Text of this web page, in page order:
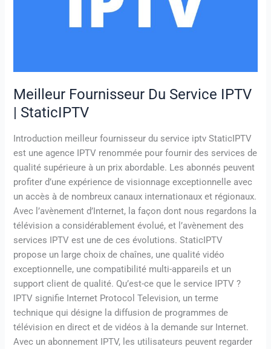
Meilleur Fournisseur Du Service IPTV
| StaticIPTV
Introduction meilleur fournisseur du service iptv StaticIPTV
est une agence IPTV renommée pour fournir des services de
qualité supérieure à un prix abordable. Les abonnés peuvent
profiter d’une expérience de visionnage exceptionnelle avec
un accès à de nombreux canaux internationaux et régionaux.
Avec l’avènement d’Internet, la façon dont nous regardons la
télévision a considérablement évolué, et l’avènement des
services IPTV est une de ces évolutions. StaticIPTV
propose un large choix de chaînes, une qualité vidéo
exceptionnelle, une compatibilité multi-appareils et un
support client de qualité. Qu’est-ce que le service IPTV ?
IPTV signifie Internet Protocol Television, un terme
technique qui désigne la diffusion de programmes de
télévision en direct et de vidéos à la demande sur Internet.
Avec un abonnement IPTV, les utilisateurs peuvent regarder